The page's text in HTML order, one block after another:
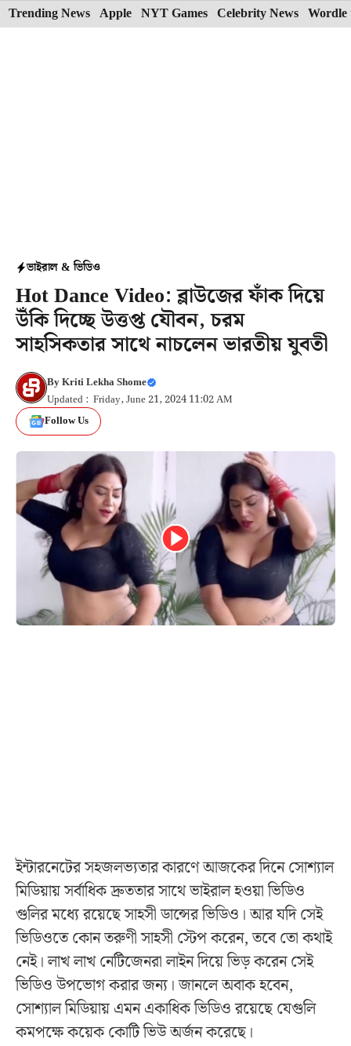
Skip
to
Trending News Apple NYT Games Celebrity News Wordle
ভাইরাল & ভিডিও
Hot Dance Video: ব্লাউজের ফাঁক দিয়ে
উঁকি দিচ্ছে উত্তপ্ত যৌবন, চরম
সাহসিকতার সাথে নাচলেন ভারতীয় যুবতী
ByKriti Lekha Shome
Updated : Friday, June 21, 2024 11:02 AM
Follow Us
ইন্টারনেটের সহজলভ্যতার কারণে আজকের দিনে সোশ্যাল
মিডিয়ায় সর্বাধিক দ্রুততার সাথে ভাইরাল হওয়া ভিডিও
গুলির মধ্যে রয়েছে সাহসী ডান্সের ভিডিও। আর যদি সেই
ভিডিওতে কোন তরুণী সাহসী স্টেপ করেন, তবে তো কথাই
নেই। লাখ লাখ নেটিজেনরা লাইন দিয়ে ভিড় করেন সেই
ভিডিও উপভোগ করার জন্য। জানলে অবাক হবেন,
সোশ্যাল মিডিয়ায় এমন একাধিক ভিডিও রয়েছে যেগুলি
কমপক্ষে কয়েক কোটি ভিউ অর্জন করেছে।